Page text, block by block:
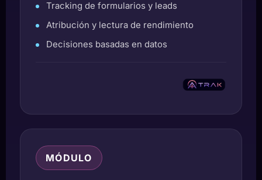
Tracking de formularios y leads
Atribución y lectura de rendimiento
Decisiones basadas en datos
MÓDULO